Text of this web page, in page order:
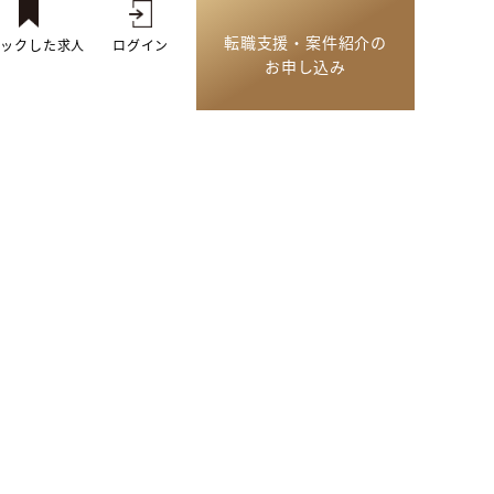
クした求人 ログイン
転職支援・案件紹介の
お申し込み